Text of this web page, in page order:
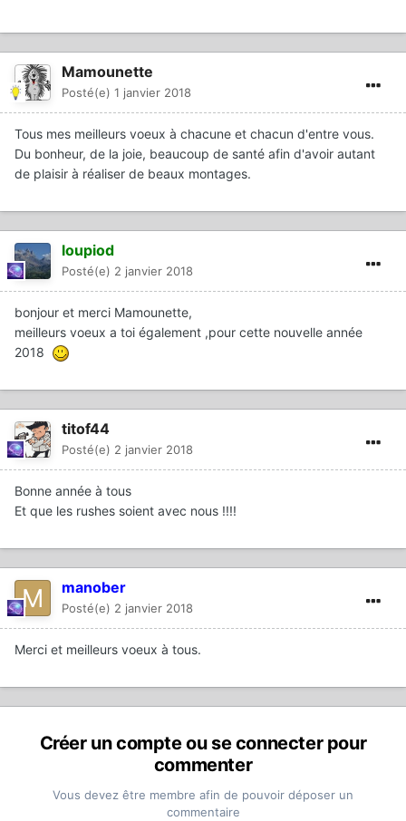
Mamounette
Posté(e) 1 janvier 2018
Tous mes meilleurs voeux à chacune et chacun d'entre vous.
Du bonheur, de la joie, beaucoup de santé afin d'avoir autant
de plaisir à réaliser de beaux montages.
loupiod
Posté(e) 2 janvier 2018
bonjour et merci Mamounette,
meilleurs voeux a toi également ,pour cette nouvelle année
2018
titof44
Posté(e) 2 janvier 2018
Bonne année à tous
Et que les rushes soient avec nous !!!!
manober
Posté(e) 2 janvier 2018
Merci et meilleurs voeux à tous.
Créer un compte ou se connecter pour
commenter
Vous devez être membre afin de pouvoir déposer un
commentaire